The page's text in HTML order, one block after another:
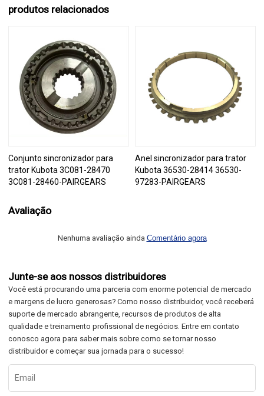
produtos relacionados
Conjunto sincronizador para
trator Kubota 3C081-28470
3C081-28460-PAIRGEARS
Anel sincronizador para trator
Kubota 36530-28414 36530-
97283-PAIRGEARS
Avaliação
Nenhuma avaliação ainda Comentário agora
Junte-se aos nossos distribuidores
Você está procurando uma parceria com enorme potencial de mercado
e margens de lucro generosas? Como nosso distribuidor, você receberá
suporte de mercado abrangente, recursos de produtos de alta
qualidade e treinamento profissional de negócios. Entre em contato
conosco agora para saber mais sobre como se tornar nosso
distribuidor e começar sua jornada para o sucesso!